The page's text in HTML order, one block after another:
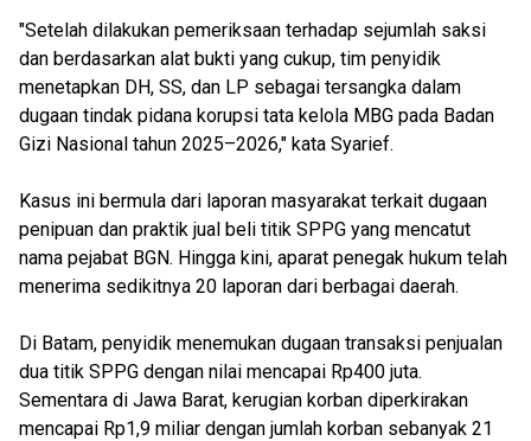
"Setelah dilakukan pemeriksaan terhadap sejumlah saksi
dan berdasarkan alat bukti yang cukup, tim penyidik
menetapkan DH, SS, dan LP sebagai tersangka dalam
dugaan tindak pidana korupsi tata kelola MBG pada Badan
Gizi Nasional tahun 2025–2026," kata Syarief.
Kasus ini bermula dari laporan masyarakat terkait dugaan
penipuan dan praktik jual beli titik SPPG yang mencatut
nama pejabat BGN. Hingga kini, aparat penegak hukum telah
menerima sedikitnya 20 laporan dari berbagai daerah.
Di Batam, penyidik menemukan dugaan transaksi penjualan
dua titik SPPG dengan nilai mencapai Rp400 juta.
Sementara di Jawa Barat, kerugian korban diperkirakan
mencapai Rp1,9 miliar dengan jumlah korban sebanyak 21